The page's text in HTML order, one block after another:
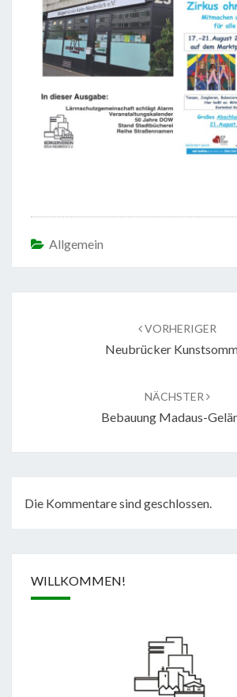
Allgemein
VORHERIGER
Neubrücker
NÄCHSTER
Bebauung Madaus-
Die Kommentare sind geschlossen.
WILLKOMMEN!